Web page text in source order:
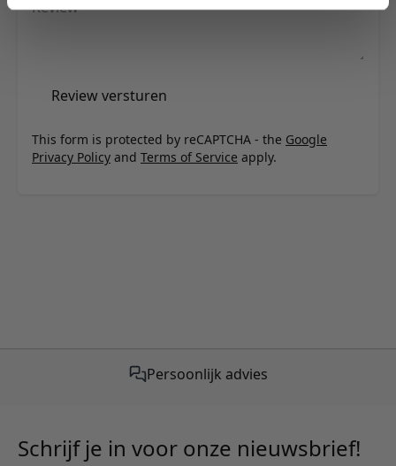
Review
Review versturen
This form is protected by reCAPTCHA - the Google
Privacy Policy and Terms of Service apply.
Persoonlijk advies
Schrijf je in voor onze nieuwsbrief!